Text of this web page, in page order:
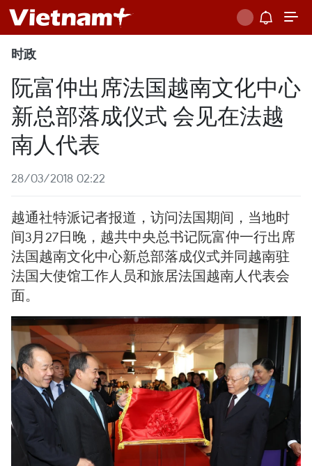
时政
阮富仲出席法国越南文化中心
新总部落成仪式 会见在法越
南人代表
28/03/2018 02:22
越通社特派记者报道，访问法国期间，当地时
间3月27日晚，越共中央总书记阮富仲一行出席
法国越南文化中心新总部落成仪式并同越南驻
法国大使馆工作人员和旅居法国越南人代表会
面。